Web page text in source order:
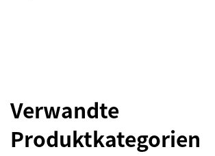
Verwandte
Produktkategorien